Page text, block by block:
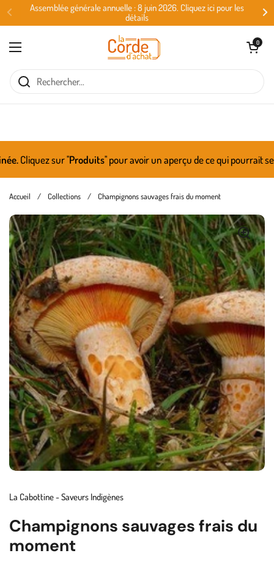
Passer au contenu
Assemblée générale annuelle : 8 juin 2026. Cliquez ici pour les
détails
Ouvrir le menu
Ouvrir le
0
Cliquez sur ''Produits'' pour avoir un aperçu de ce qui pourrait se
Accueil / Collections / Champignons sauvages frais du moment
La Cabottine - Saveurs Indigènes
Champignons sauvages frais du
moment